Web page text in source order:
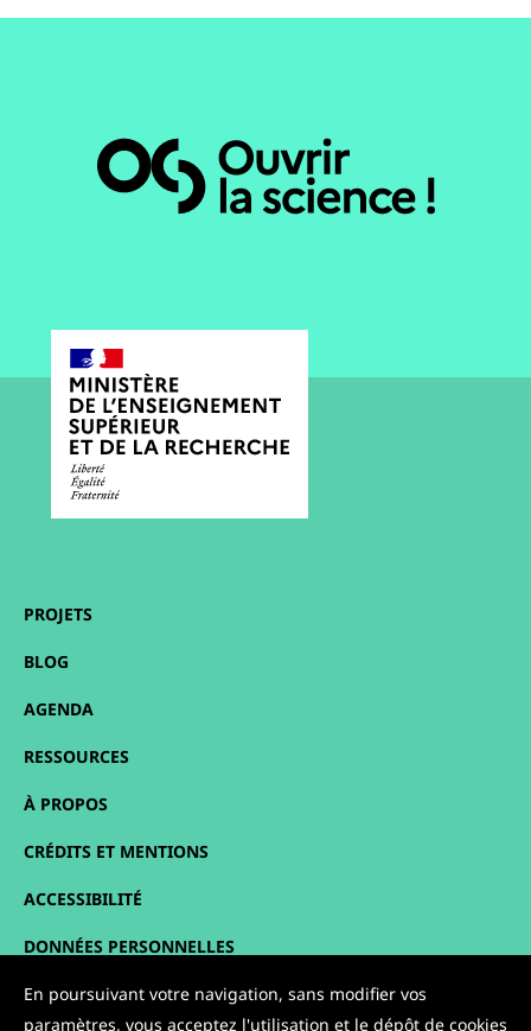
PROJETS
BLOG
AGENDA
RESSOURCES
À PROPOS
CRÉDITS ET MENTIONS
ACCESSIBILITÉ
DONNÉES PERSONNELLES
PLAN DU SITE
En poursuivant votre navigation, sans modifier vos
paramètres, vous acceptez l'utilisation et le dépôt de cookies